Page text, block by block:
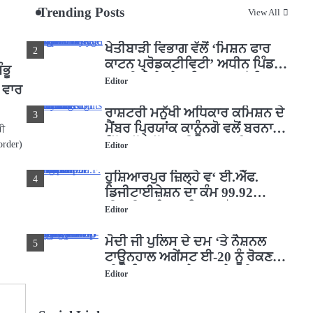
Trending Posts View All
ਜਗਾਈ ਜਾਗਰੂਕਤਾ
Editor
2
ਖੇਤੀਬਾੜੀ ਵਿਭਾਗ ਵੱਲੋਂ ‘ਮਿਸ਼ਨ ਫਾਰ
ਕਾਟਨ ਪ੍ਰੋਡਕਟੀਵਿਟੀ’ ਅਧੀਨ ਪਿੰਡ
ਬਧਾਈ ਵਿਖੇ ‘ਖੇਤ ਦਿਵਸ’ ਆਯੋਜਿਤ
Editor
3
ਰਾਸ਼ਟਰੀ ਮਨੁੱਖੀ ਅਧਿਕਾਰ ਕਮਿਸ਼ਨ ਦੇ
ਮੈਂਬਰ ਪ੍ਰਿਯਾਂਕ ਕਾਨੂੰਨਗੋ ਵਲੋਂ ਬਰਨਾਲਾ
ਵਿੱਚ ਵੱਖ-ਵੱਖ ਸਕੀਮਾਂ ਦਾ ਜਾਇਜ਼ਾ
Editor
4
ਹੁਸ਼ਿਆਰਪੁਰ ਜ਼ਿਲ੍ਹੇ ਵ‘ ਈ.ਐੱਫ.
ਡਿਜੀਟਾਈਜ਼ੇਸ਼ਨ ਦਾ ਕੰਮ 99.92
ਫੀਸਦੀ ਮੁਕੰਮਲ: ਜ਼ਿਲ੍ਹਾ ਚੋਣ ਅਫ਼ਸਰ
Editor
5
ਮੋਦੀ ਜੀ ਪੁਲਿਸ ਦੇ ਦਮ ‘ਤੇ ਨੈਸ਼ਨਲ
ਟਾਊਨਹਾਲ ਅਗੇਂਸਟ ਈ-20 ਨੂੰ ਰੋਕਣ
ਦੀ ਕੋਸ਼ਿਸ਼ ਕਰ ਰਹੇ ਹਨ- ਕੇਜਰੀਵਾਲ
Editor